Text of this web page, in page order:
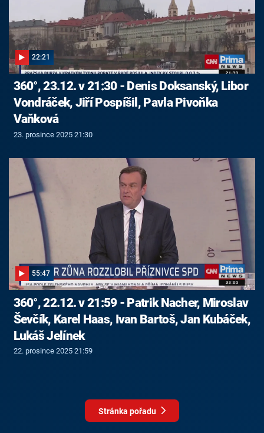
22:21
360°, 23.12. v 21:30 - Denis Doksanský, Libor
Vondráček, Jiří Pospíšil, Pavla Pivoňka
Vaňková
23. prosince 2025 21:30
55:47
360°, 22.12. v 21:59 - Patrik Nacher, Miroslav
Ševčík, Karel Haas, Ivan Bartoš, Jan Kubáček,
Lukáš Jelínek
22. prosince 2025 21:59
Stránka pořadu